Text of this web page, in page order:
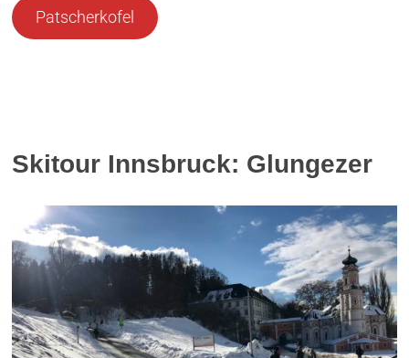
Patscherkofel
Skitour Innsbruck: Glungezer